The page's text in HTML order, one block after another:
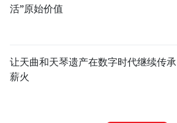
活”原始价值
让天曲和天琴遗产在数字时代继续传承
薪火